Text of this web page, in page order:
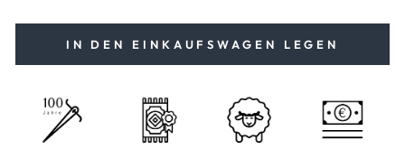
IN DEN EINKAUFSWAGEN LEGEN